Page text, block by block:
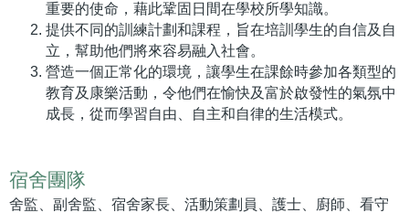
重要的使命，藉此鞏固日間在學校所學知識。
提供不同的訓練計劃和課程，旨在培訓學生的自信及自
立，幫助他們將來容易融入社會。
營造一個正常化的環境，讓學生在課餘時參加各類型的
教育及康樂活動，令他們在愉快及富於啟發性的氣氛中
成長，從而學習自由、自主和自律的生活模式。
宿舍團隊
舍監、副舍監、宿舍家長、活動策劃員、護士、廚師、看守